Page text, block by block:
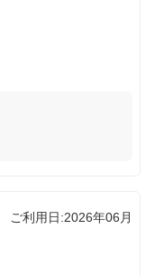
ご利用日:2026年06月